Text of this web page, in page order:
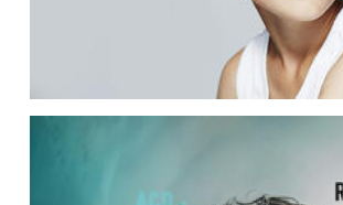
Chloé eyewear